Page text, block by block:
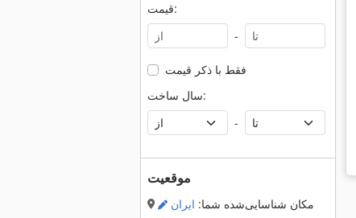
قیمت:
-
فقط با ذکر قیمت
سال ساخت:
-
موقعیت
مکان شناسایی‌شده شما: ایران